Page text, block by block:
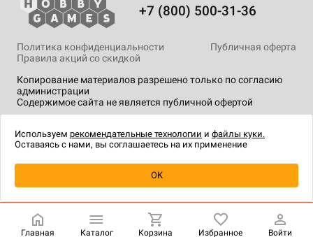
Уведомить о наличии
+7 (800) 500-31-36
Копирование материалов разрешено только по согласию
администрации
Содержимое сайта не является публичной офертой
Политика конфиденциальности
Публичная оферта
Правила акций со скидкой
технологии.
Главная Каталог Корзина Избранное Войти
Используем рекомендательные технологии и файлы куки.
Оставаясь с нами, вы соглашаетесь на их применение
OK